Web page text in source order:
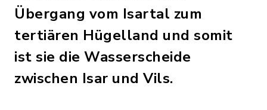
Übergang vom Isartal zum
tertiären Hügelland und somit
ist sie die Wasserscheide
zwischen Isar und Vils.